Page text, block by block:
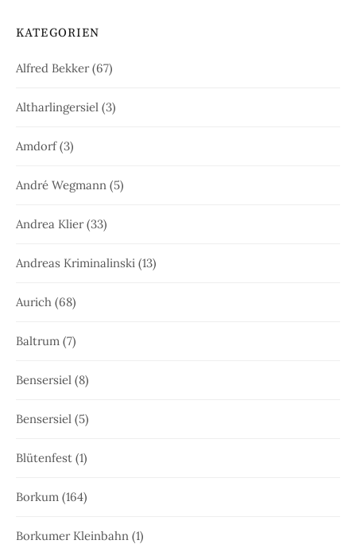
KATEGORIEN
Alfred Bekker(67)
Altharlingersiel (3)
Amdorf(3)
André Wegmann (5)
Andrea Klier(33)
Andreas Kriminalinski (13)
Aurich (68)
Baltrum (7)
Bensersiel (8)
Bensersiel (5)
Blütenfest (1)
Borkum (164)
Borkumer Kleinbahn (1)